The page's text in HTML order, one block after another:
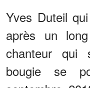
Yves Duteil
après un
chanteur qui
bougie se